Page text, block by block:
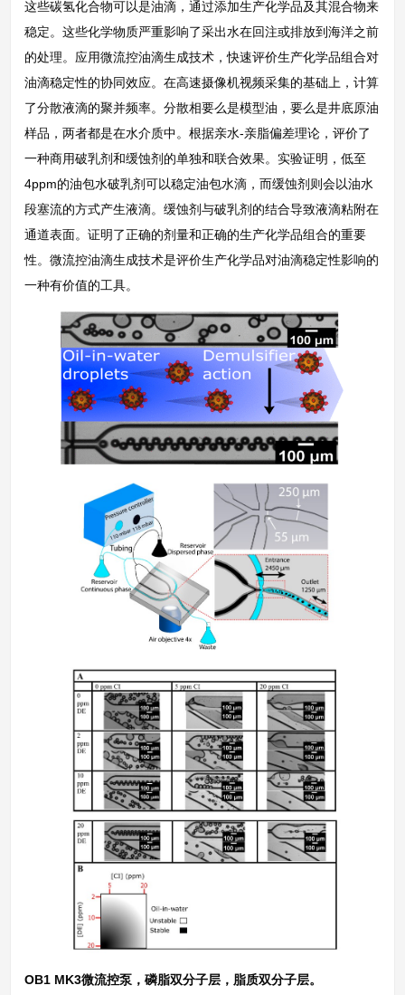
这些碳氢化合物可以是油滴，通过添加生产化学品及其混合物来
稳定。这些化学物质严重影响了采出水在回注或排放到海洋之前
的处理。应用微流控油滴生成技术，快速评价生产化学品组合对
油滴稳定性的协同效应。在高速摄像机视频采集的基础上，计算
了分散液滴的聚并频率。分散相要么是模型油，要么是井底原油
样品，两者都是在水介质中。根据亲水-亲脂偏差理论，评价了
一种商用破乳剂和缓蚀剂的单独和联合效果。实验证明，低至
4ppm的油包水破乳剂可以稳定油包水滴，而缓蚀剂则会以油水
段塞流的方式产生液滴。缓蚀剂与破乳剂的结合导致液滴粘附在
通道表面。证明了正确的剂量和正确的生产化学品组合的重要
性。微流控油滴生成技术是评价生产化学品对油滴稳定性影响的
一种有价值的工具。
OB1 MK3微流控泵，磷脂双分子层，脂质双分子层。